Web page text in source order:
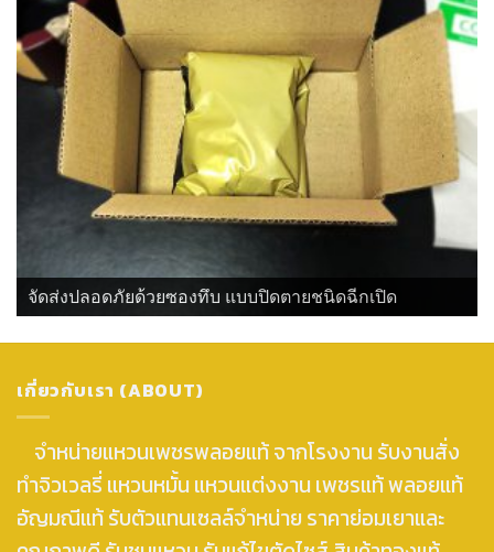
จัดส่งปลอดภัยด้วยซองทึบ แบบปิดตายชนิดฉีกเปิด
เกี่ยวกับเรา (ABOUT)
จำหน่ายแหวนเพชรพลอยแท้ จากโรงงาน รับงานสั่ง
ทำจิวเวลรี่ แหวนหมั้น แหวนแต่งงาน เพชรแท้ พลอยแท้
อัญมณีแท้ รับตัวแทนเซลล์จำหน่าย ราคาย่อมเยาและ